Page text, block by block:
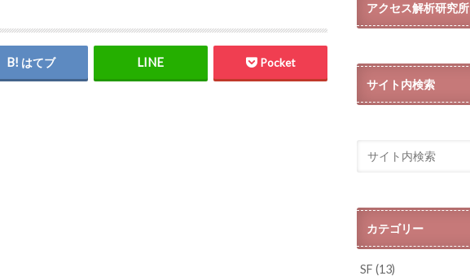
はてブ Pocket
アクセス解析研究所
サイト内検索
カテゴリー
SF(13)